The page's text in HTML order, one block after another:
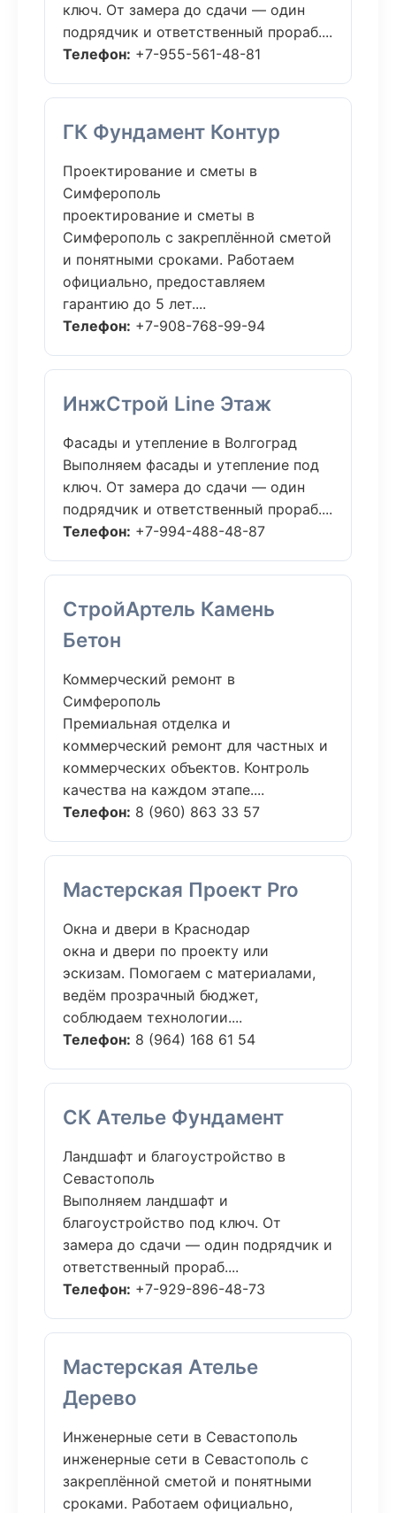
ключ. От замера до сдачи — один
подрядчик и ответственный прораб....
Телефон: +7-955-561-48-81
ГК Фундамент Контур
Проектирование и сметы в
Симферополь
проектирование и сметы в
Симферополь с закреплённой сметой
и понятными сроками. Работаем
официально, предоставляем
гарантию до 5 лет....
Телефон: +7-908-768-99-94
ИнжСтрой Line Этаж
Фасады и утепление в Волгоград
Выполняем фасады и утепление под
ключ. От замера до сдачи — один
подрядчик и ответственный прораб....
Телефон: +7-994-488-48-87
СтройАртель Камень
Бетон
Коммерческий ремонт в
Симферополь
Премиальная отделка и
коммерческий ремонт для частных и
коммерческих объектов. Контроль
качества на каждом этапе....
Телефон: 8 (960) 863 33 57
Мастерская Проект Pro
Окна и двери в Краснодар
окна и двери по проекту или
эскизам. Помогаем с материалами,
ведём прозрачный бюджет,
соблюдаем технологии....
Телефон: 8 (964) 168 61 54
СК Ателье Фундамент
Ландшафт и благоустройство в
Севастополь
Выполняем ландшафт и
благоустройство под ключ. От
замера до сдачи — один подрядчик и
ответственный прораб....
Телефон: +7-929-896-48-73
Мастерская Ателье
Дерево
Инженерные сети в Севастополь
инженерные сети в Севастополь с
закреплённой сметой и понятными
сроками. Работаем официально,